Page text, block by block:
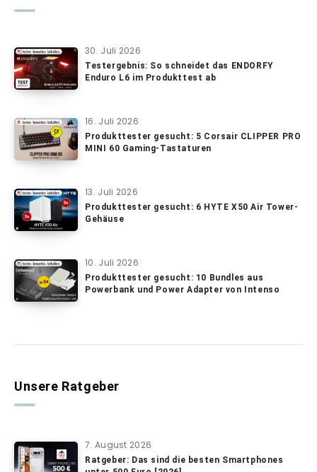
30. Juli 2026
Testergebnis: So schneidet das ENDORFY
Enduro L6 im Produkttest ab
16. Juli 2026
Produkttester gesucht: 5 Corsair CLIPPER PRO
MINI 60 Gaming-Tastaturen
13. Juli 2026
Produkttester gesucht: 6 HYTE X50 Air Tower-
Gehäuse
10. Juli 2026
Produkttester gesucht: 10 Bundles aus
Powerbank und Power Adapter von Intenso
Unsere Ratgeber
7. August 2026
Ratgeber: Das sind die besten Smartphones